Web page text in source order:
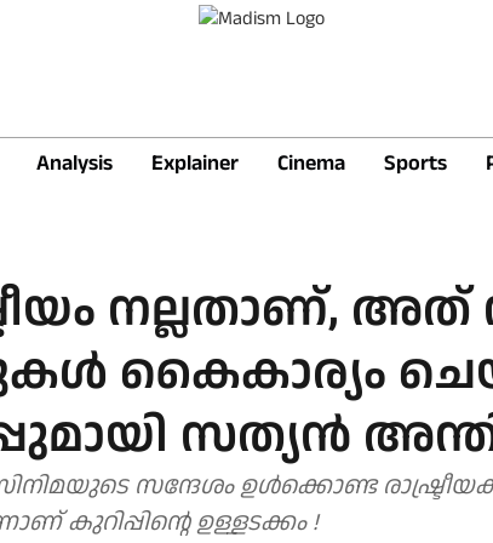
Analysis Explainer Cinema Sports
നല്ലതാണ്, അത്
കൈകാര്യം
സത്യൻ
സന്ദേശം ഉൾക്കൊണ്ട
കുറിപ്പിന്റെ ഉള്ളടക്കം !